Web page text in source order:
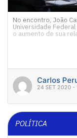
No encontro, João
Universidade
o aumento de sua
Carlos
24 SET 2020 -
POLÍTICA